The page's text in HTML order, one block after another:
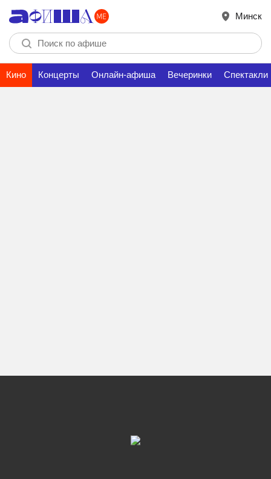
Минск
Кино Концерты Онлайн-афиша Вечеринки Спектакли